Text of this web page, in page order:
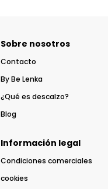
Sobre nosotros
Contacto
By Be Lenka
¿Qué es descalzo?
Blog
Información legal
Condiciones comerciales
cookies